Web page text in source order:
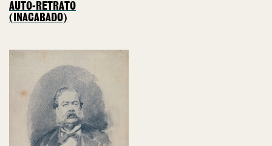
AUTO-RETRATO
(INACABADO)